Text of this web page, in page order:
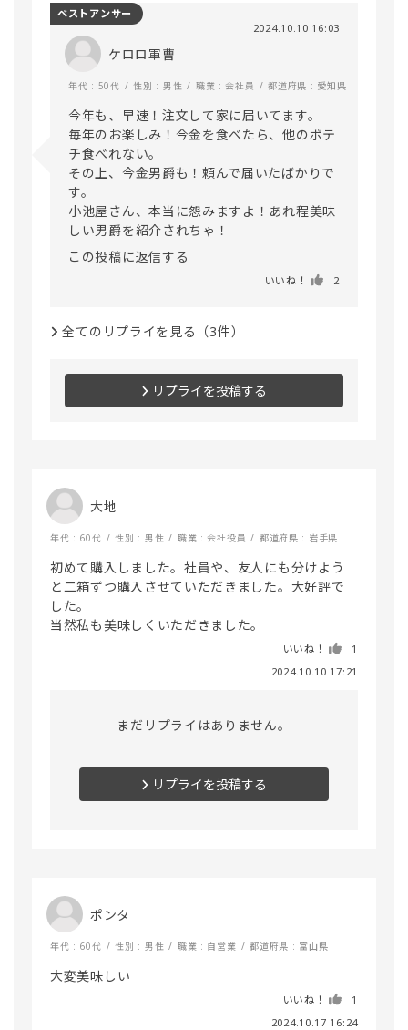
2024.10.10 16:03
ケロロ軍曹
年代 : 50代 性別 : 男性 職業 : 会社員 都道府県 : 愛知県
今年も、早速！注文して家に届いてます。
毎年のお楽しみ！今金を食べたら、他のポテ
チ食べれない。
その上、今金男爵も！頼んで届いたばかりで
す。
小池屋さん、本当に怨みますよ！あれ程美味
この投稿に返信する
いいね！ 2
ベストアンサー
全てのリプライを見る（3件）
リプライを投稿する
大地
年代 : 60代 性別 : 男性 職業 : 会社役員 都道府県 : 岩手県
初めて購入しました。社員や、友人にも分けよう
と二箱ずつ購入させていただきました。大好評で
した。
いいね！
1
2024.10.10 17:21
まだリプライはありません。
リプライを投稿する
ポンタ
年代 : 60代 性別 : 男性 職業 : 自営業 都道府県 : 富山県
大変美味しい
いいね！
1
2024.10.17 16:24